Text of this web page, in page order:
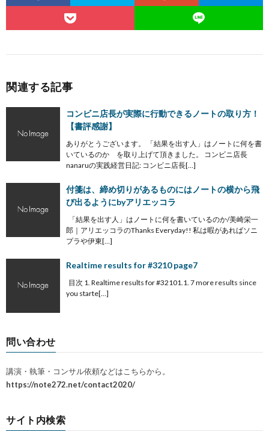
関連する記事
コンビニ店長が実際に行動できるノートの取り方！
【書評感謝】
ありがとうございます。 「結果を出す人」はノートに何を書
いているのか を取り上げて頂きました。 コンビニ店長
nanaruの実践経営日記: コンビニ店長[…]
付箋は、締め切りがあるものにはノートの横から飛
び出るようにbyアリエッコラ
「結果を出す人」はノートに何を書いているのか/美崎栄一
郎｜アリエッコラのThanks Everyday!! 私は暇があればソニ
プラや伊東[…]
Realtime results for #3210 page7
目次 1. Realtime results for #32101.1. 7 more results since
you starte[…]
問い合わせ
講演・執筆・コンサル依頼などはこちらから。
https://note272.net/contact2020/
サイト内検索